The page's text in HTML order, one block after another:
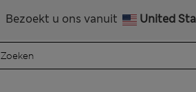
Bezoekt u ons vanuit United